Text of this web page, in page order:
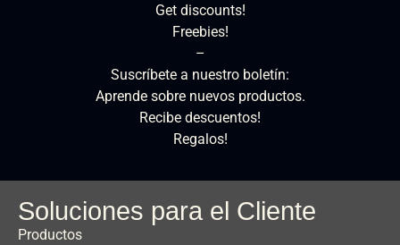
Get discounts!
Freebies!
–
Suscríbete a nuestro boletín:
Aprende sobre nuevos productos.
Recibe descuentos!
Regalos!
Soluciones para el Cliente
Productos